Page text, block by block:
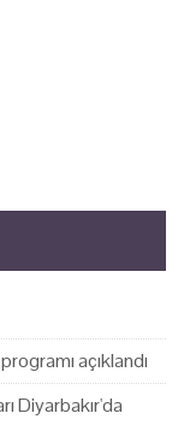
açıklandı
Diyarbakır'da